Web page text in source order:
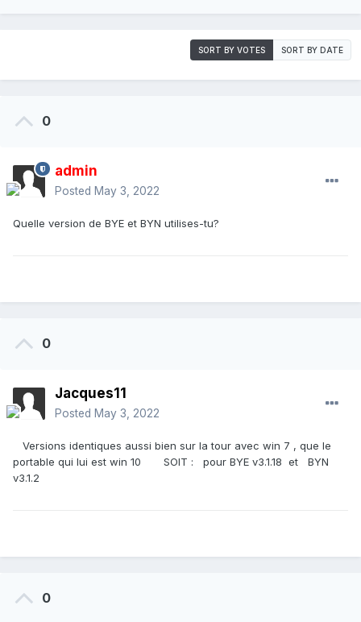
SORT BY VOTES SORT BY DATE
0
admin
Posted May 3, 2022
Quelle version de BYE et BYN utilises-tu?
0
Jacques11
Posted May 3, 2022
Versions identiques aussi bien sur la tour avec win 7 , que le
portable qui lui est win 10 SOIT : pour BYE v3.1.18 et BYN
v3.1.2
0